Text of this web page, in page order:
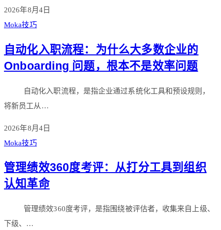
2026年8月4日
Moka技巧
自动化入职流程：为什么大多数企业的
Onboarding 问题，根本不是效率问题
自动化入职流程，是指企业通过系统化工具和预设规则，
将新员工从…
2026年8月4日
Moka技巧
管理绩效360度考评：从打分工具到组织
认知革命
管理绩效360度考评，是指围绕被评估者，收集来自上级、
下级、…